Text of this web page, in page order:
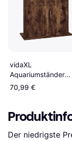
vidaXL
Aquariumständer
Räuchereiche 81 x
x 73 cm
70,99 €
Der niedrigste